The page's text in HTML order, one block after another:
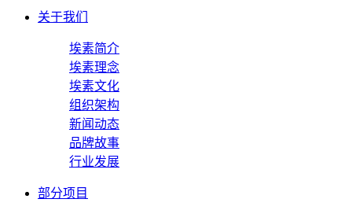
关于我们
埃素简介
埃素理念
埃素文化
组织架构
新闻动态
品牌故事
行业发展
部分项目